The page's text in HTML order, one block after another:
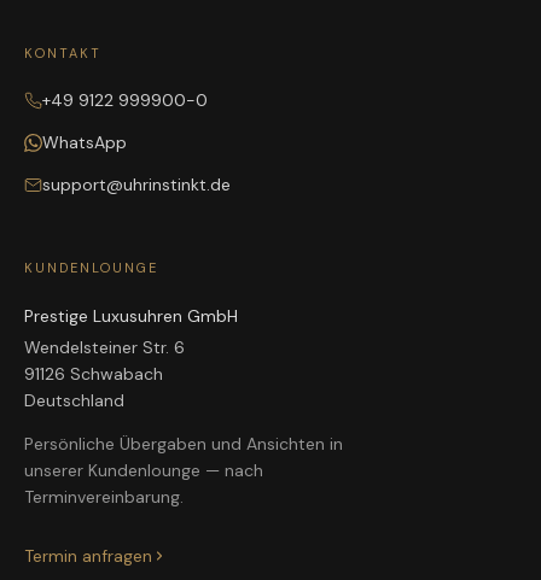
KONTAKT
+49 9122 999900-0
WhatsApp
support@uhrinstinkt.de
KUNDENLOUNGE
Prestige Luxusuhren GmbH
Wendelsteiner Str. 6
91126 Schwabach
Deutschland
Persönliche Übergaben und Ansichten in
unserer Kundenlounge — nach
Terminvereinbarung.
Termin anfragen